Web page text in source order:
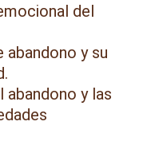
del
abandono y su
abandono y las